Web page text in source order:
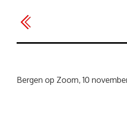
Bergen op Zoom, 10